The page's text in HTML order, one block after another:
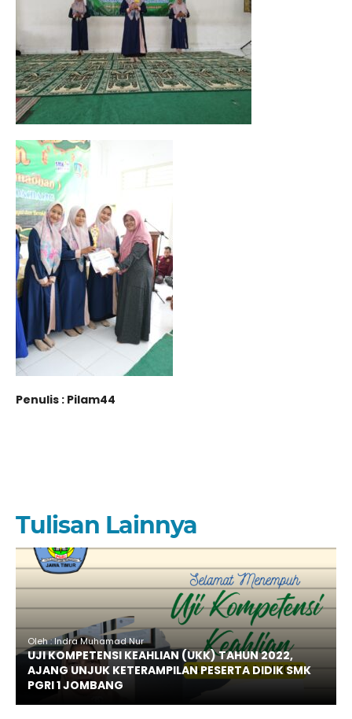
Penulis : Pilam44
Tulisan Lainnya
Oleh : Indra Muhamad Nur
UJI KOMPETENSI KEAHLIAN (UKK) TAHUN 2022,
AJANG UNJUK KETERAMPILAN PESERTA DIDIK SMK
PGRI 1 JOMBANG